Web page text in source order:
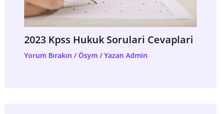
2023 Kpss Hukuk Sorulari Cevaplari
Yorum Bırakın /Ösym/ Yazan Admin